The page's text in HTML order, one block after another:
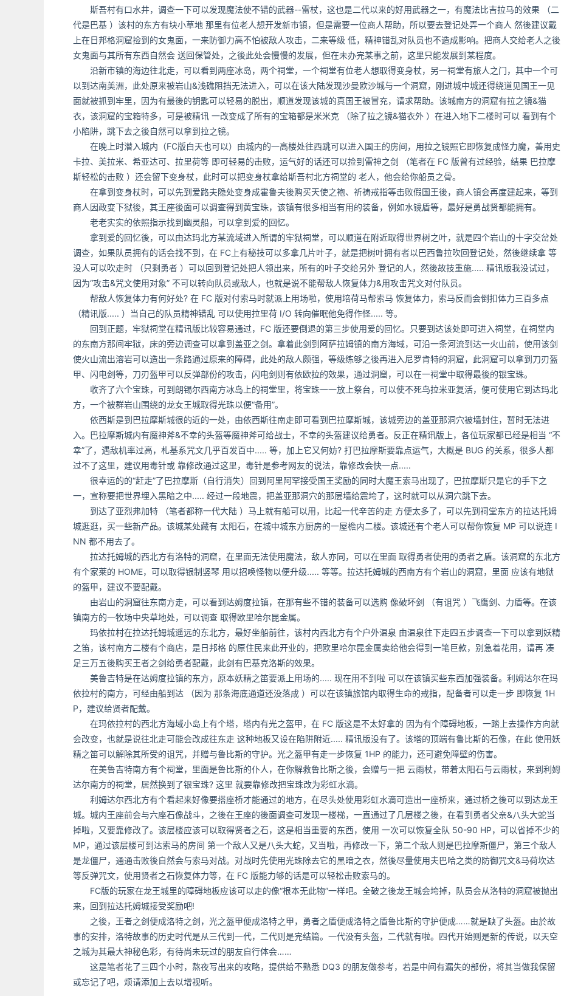
斯吾村有口水井，调查一下可以发现魔法使不错的武器--雷杖，这也是二代以来的好用武器之一，有魔法比吉拉马的效果 （二
代是巴基 ）该村的东方有块小草地 那里有位老人想开发新市镇，但是需要一位商人帮助，所以要去登记处弄一个商人 然後建议戴
上在日邦格洞窟捡到的女鬼面，一来防御力高不怕被敌人攻击，二来等级 低，精神错乱对队员也不造成影响。把商人交给老人之後
女鬼面与其所有东西自然会 送回保管处，之後此处会慢慢的发展，但在未办完某事之前，这里只能发展到某程度。
沿新市镇的海边往北走，可以看到两座冰岛，两个祠堂，一个祠堂有位老人想取得变身杖，另一祠堂有旅人之门，其中一个可
以到达南美洲，此处原来被岩山&浅礁阻挡无法进入，可以在该大陆发现沙曼欧沙城与一个洞窟，刚进城中城还得绕道见国王一见
面就被抓到牢里，因为有最後的钥匙可以轻易的脱出，顺道发现该城的真国王被冒充，请求帮助。该城南方的洞窟有拉之镜&猫
衣，该洞窟的宝箱特多，可是被精讯 一改变成了所有的宝箱都是米米克 （除了拉之镜&猫衣外 ）在进入地下二楼时可以 看到有个
小陷阱，跳下去之後自然可以拿到拉之镜。
在晚上时潜入城内（FC版白天也可以）由城内的一高楼处往西跳可以进入国王的房间，用拉之镜照它即恢复成怪力魔，善用史
卡拉、美拉米、希亚达可、拉里荷等 即可轻易的击败，运气好的话还可以捡到雷神之剑 （笔者在 FC 版曾有过经验，结果 巴拉摩
斯轻松的击败 ）还会留下变身杖，此时可以把变身杖拿给斯吾村北方祠堂的 老人，他会给你船员之骨。
在拿到变身杖时，可以先到爱路夫隐处变身成霍鲁夫後购买天使之袍、祈祷戒指等击败假国王後，商人镇会再度建起来，等到
商人因政变下狱後，其王座後面可以调查得到黄宝珠，该镇有很多相当有用的装备，例如水镜盾等，最好是勇战贤都能拥有。
老老实实的依照指示找到幽灵船，可以拿到爱的回忆。
拿到爱的回忆後，可以由达玛北方某流域进入所谓的牢狱祠堂，可以顺道在附近取得世界树之叶，就是四个岩山的十字交岔处
调查，如果队员拥有的话会找不到，在 FC上有秘技可以多拿几片叶子，就是把树叶拥有者以巴西鲁拉吹回登记处，然後继续拿 等
没人可以吹走时 （只剩勇者 ）可以回到登记处把人领出来，所有的叶子交给另外 登记的人，然後故技重施..... 精讯版我没试过，
因为“攻击&咒文使用对象” 不可以转向队员或敌人，也就是说不能帮敌人恢复体力&用攻击咒文对付队员。
帮敌人恢复体力有何好处? 在 FC 版对付索马时就派上用场啦，使用培荷马帮索马 恢复体力，索马反而会倒扣体力三百多点
（精讯版..... ）当自己的队员精神错乱 可以使用拉里荷 I/O 转向催眠他免得作怪..... 等。
回到正题，牢狱祠堂在精讯版比较容易通过，FC 版还要倒退的第三步使用爱的回忆。只要到达该处即可进入祠堂，在祠堂内
的东南方那间牢狱，床的旁边调查可以拿到盖亚之剑。拿着此剑到阿萨拉姆镇的南方海域，可沿一条河流到达一火山前，使用该剑
使火山流出溶岩可以造出一条路通过原来的障碍，此处的敌人颇强，等级练够之後再进入尼罗肯特的洞窟，此洞窟可以拿到刀刃盔
甲、闪电剑等，刀刃盔甲可以反弹部份的攻击，闪电剑则有依欧拉的效果，通过洞窟，可以在一祠堂中取得最後的银宝珠。
收齐了六个宝珠，可到朗锡尔西南方冰岛上的祠堂里，将宝珠一一放上祭台，可以使不死鸟拉米亚复活，便可使用它到达玛北
方，一个被群岩山围绕的龙女王城取得光珠以便“备用”。
依西斯是到巴拉摩斯城很的近的一处，由依西斯往南走即可看到巴拉摩斯城，该城旁边的盖亚那洞穴被墙封住，暂时无法进
入。巴拉摩斯城内有魔神斧&不幸的头盔等魔神斧可给战士，不幸的头盔建议给勇者。反正在精讯版上，各位玩家都已经是相当 “不
幸”了，遇敌机率过高，札基系咒文几乎百发百中..... 等，加上它又何妨? 打巴拉摩斯要靠点运气，大概是 BUG 的关系，很多人都
过不了这里，建议用毒针或 靠修改通过这里，毒针是参考网友的说法，靠修改会快一点.....
很幸运的的“赶走”了巴拉摩斯（自行消失）回到阿里阿罕接受国王奖励的同时大魔王索马出现了，巴拉摩斯只是它的手下之
一，宣称要把世界埋入黑暗之中..... 经过一段地震，把盖亚那洞穴的那层墙给震垮了，这时就可以从洞穴跳下去。
到达了亚烈弗加特 （笔者都称一代大陆 ）马上就有船可以用，比起一代辛苦的走 方便太多了，可以先到祠堂东方的拉达托姆
城逛逛，买一些新产品。该城某处藏有 太阳石，在城中城东方厨房的一屋檐内二楼。该城还有个老人可以帮你恢复 MP 可以说连 I
NN 都不用去了。
拉达托姆城的西北方有洛特的洞窟，在里面无法使用魔法，敌人亦同，可以在里面 取得勇者使用的勇者之盾。该洞窟的东北方
有个家莱的 HOME，可以取得银制竖琴 用以招唤怪物以便升级..... 等等。拉达托姆城的西南方有个岩山的洞窟，里面 应该有地狱
的盔甲，建议不要配戴。
由岩山的洞窟往东南方走，可以看到达姆度拉镇，在那有些不错的装备可以选购 像破坏剑 （有诅咒 ）飞鹰剑、力盾等。在该
镇南方的一牧场中央草地处，可以调查 取得欧里哈尔昆金属。
玛依拉村在拉达托姆城遥远的东北方，最好坐船前往，该村内西北方有个户外温泉 由温泉往下走四五步调查一下可以拿到妖精
之笛，该村南方二楼有个商店，是日邦格 的原住民来此开业的，把欧里哈尔昆金属卖给他会得到一笔巨款，别急着花用，请再 凑
足三万五後购买王者之剑给勇者配戴，此剑有巴基克洛斯的效果。
美鲁吉特是在达姆度拉镇的东方，原本妖精之笛要派上用场的..... 现在用不到啦 可以在该镇买些东西加强装备。利姆达尔在玛
依拉村的南方，可经由船到达 （因为 那条海底通道还没落成 ）可以在该镇旅馆内取得生命的戒指，配备者可以走一步 即恢复 1H
P，建议给贤者配戴。
在玛依拉村的西北方海域小岛上有个塔，塔内有光之盔甲，在 FC 版这是不太好拿的 因为有个障碍地板，一踏上去操作方向就
会改变，也就是说往北走可能会改成往东走 这种地板又设在陷阱附近..... 精讯版没有了。该塔的顶端有鲁比斯的石像，在此 使用妖
精之笛可以解除其所受的诅咒，并赠与鲁比斯的守护。光之盔甲有走一步恢复 1HP 的能力，还可避免障壁的伤害。
在美鲁吉特南方有个祠堂，里面是鲁比斯的仆人，在你解救鲁比斯之後，会赠与一把 云雨杖，带着太阳石与云雨杖，来到利姆
达尔南方的祠堂，居然换到了银宝珠? 这里 就要靠修改把宝珠改为彩虹水滴。
利姆达尔西北方有个看起来好像要搭座桥才能通过的地方，在尽头处使用彩虹水滴可造出一座桥来，通过桥之後可以到达龙王
城。城内王座前会与六座石像战斗，之後在王座的後面调查可发现一楼梯，一直通过了几层楼之後，在看到勇者父亲&八头大蛇当
掉啦，又要靠修改了。该层楼应该可以取得贤者之石，这是相当重要的东西，使用 一次可以恢复全队 50-90 HP，可以省掉不少的
MP，通过该层楼可到达索马的房间 第一个敌人又是八头大蛇，又当啦，再修改一下，第二个敌人则是巴拉摩斯僵尸，第三个敌人
是龙僵尸，通通击败後自然会与索马对战。对战时先使用光珠除去它的黑暗之衣，然後尽量使用夫巴哈之类的防御咒文&马荷坎达
等反弹咒文，使用贤者之石恢复体力等，在 FC 版能力够的话是可以轻松击败索马的。
FC版的玩家在龙王城里的障碍地板应该可以走的像“根本无此物”一样吧。全破之後龙王城会垮掉，队员会从洛特的洞窟被抛出
来，回到拉达托姆城接受奖励吧!
之後，王者之剑便成洛特之剑，光之盔甲便成洛特之甲，勇者之盾便成洛特之盾鲁比斯的守护便成……就是缺了头盔。由於故
事的安排，洛特故事的历史时代是从三代到一代，二代则是完结篇。一代没有头盔，二代就有啦。四代开始则是新的传说，以天空
之城为其最大神秘色彩，有待尚未玩过的朋友自行体会……
这是笔者花了三四个小时，熬夜写出来的攻略，提供给不熟悉 DQ3 的朋友做参考，若是中间有漏失的部份，将其当做我保留
或忘记了吧，烦请添加上去以增视听。